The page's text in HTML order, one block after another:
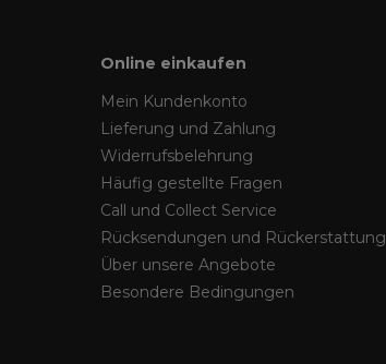
Online einkaufen
Mein Kundenkonto
Lieferung und Zahlung
Widerrufsbelehrung
Häufig gestellte Fragen
Call und Collect Service
Rücksendungen und Rückerstattung
Über unsere Angebote
Besondere Bedingungen